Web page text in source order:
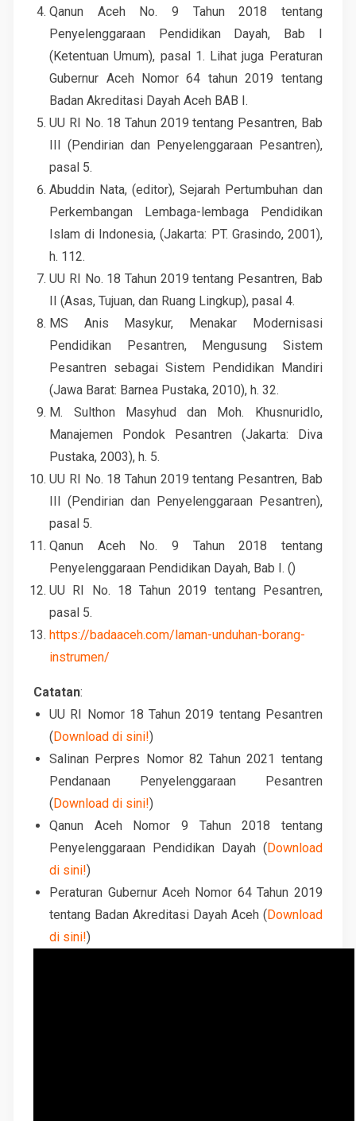
Qanun Aceh No. 9 Tahun 2018 tentang
Penyelenggaraan Pendidikan Dayah, Bab I
(Ketentuan Umum), pasal 1. Lihat juga Peraturan
Gubernur Aceh Nomor 64 tahun 2019 tentang
Badan Akreditasi Dayah Aceh BAB I.
UU RI No. 18 Tahun 2019 tentang Pesantren, Bab
III (Pendirian dan Penyelenggaraan Pesantren),
pasal 5.
Abuddin Nata, (editor), Sejarah Pertumbuhan dan
Perkembangan Lembaga-lembaga Pendidikan
Islam di Indonesia, (Jakarta: PT. Grasindo, 2001),
h. 112.
UU RI No. 18 Tahun 2019 tentang Pesantren, Bab
II (Asas, Tujuan, dan Ruang Lingkup), pasal 4.
MS Anis Masykur, Menakar Modernisasi
Pendidikan Pesantren, Mengusung Sistem
Pesantren sebagai Sistem Pendidikan Mandiri
(Jawa Barat: Barnea Pustaka, 2010), h. 32.
M. Sulthon Masyhud dan Moh. Khusnuridlo,
Manajemen Pondok Pesantren (Jakarta: Diva
Pustaka, 2003), h. 5.
UU RI No. 18 Tahun 2019 tentang Pesantren, Bab
III (Pendirian dan Penyelenggaraan Pesantren),
pasal 5.
Qanun Aceh No. 9 Tahun 2018 tentang
Penyelenggaraan Pendidikan Dayah, Bab I. ()
UU RI No. 18 Tahun 2019 tentang Pesantren,
pasal 5.
https://badaaceh.com/laman-unduhan-borang-
instrumen/
Catatan:
UU RI Nomor 18 Tahun 2019 tentang Pesantren
( Download di sini!)
Salinan Perpres Nomor 82 Tahun 2021 tentang
Pendanaan Penyelenggaraan Pesantren
( Download di sini!)
Qanun Aceh Nomor 9 Tahun 2018 tentang
Penyelenggaraan Pendidikan Dayah ( Download
di sini!)
Peraturan Gubernur Aceh Nomor 64 Tahun 2019
tentang Badan Akreditasi Dayah Aceh ( Download
di sini!)